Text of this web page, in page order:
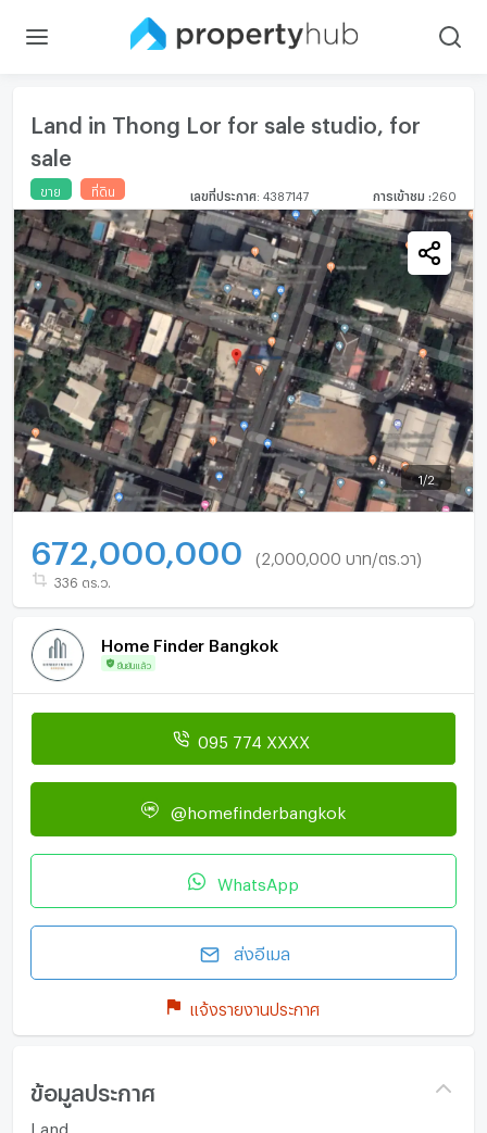
Land in Thong Lor for sale studio, for
sale
ขาย ที่ดิน เลขที่ประกาศ: 4387147 การเข้าชม 260
1/2
672,000,000 (2,000,000 บาท/ตร.วา)
336 ตร.ว.
Home Finder Bangkok
ยืนยันแล้ว
095 774 XXXX
@homefinderbangkok
WhatsApp
ส่งอีเมล
แจ้งรายงานประกาศ
ข้อมูลประกาศ
Land